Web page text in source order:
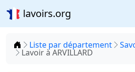
lavoirs.org
Accueil
Liste par département
Lavoir à ARVILLARD